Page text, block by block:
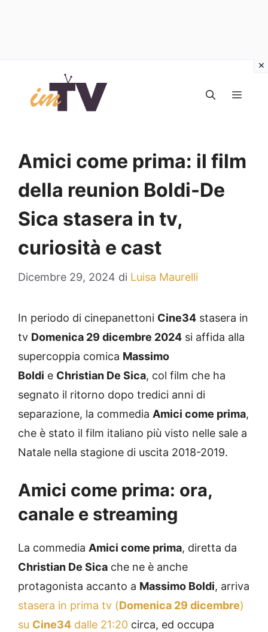
contenuto
Amici come prima: il film
della reunion Boldi-De
Sica stasera in tv,
curiosità e cast
Dicembre 29, 2024 di Luisa Maurelli
In periodo di cinepanettoni Cine34 stasera in
tv Domenica 29 dicembre 2024 si affida alla
supercoppia comica Massimo
Boldi e Christian De Sica, col film che ha
segnato il ritorno dopo tredici anni di
separazione, la commedia Amici come prima,
che è stato il film italiano più visto nelle sale a
Natale nella stagione di uscita 2018-2019.
Amici come prima: ora,
canale e streaming
La commedia Amici come prima, diretta da
Christian De Sica che ne è anche
protagonista accanto a Massimo Boldi, arriva
stasera in prima tv (Domenica 29 dicembre)
su Cine34 dalle 21:20 circa, ed occupa